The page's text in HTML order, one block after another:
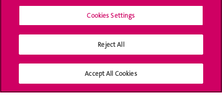
Médias sociaux UNIGE
Accréditation
Cookies Settings
Reject All
Accept All Cookies